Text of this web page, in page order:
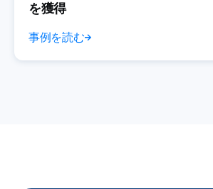
を獲得
事例を読む→